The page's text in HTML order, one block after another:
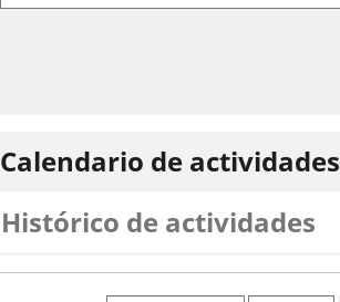
Calendario de actividades
Histórico de actividades